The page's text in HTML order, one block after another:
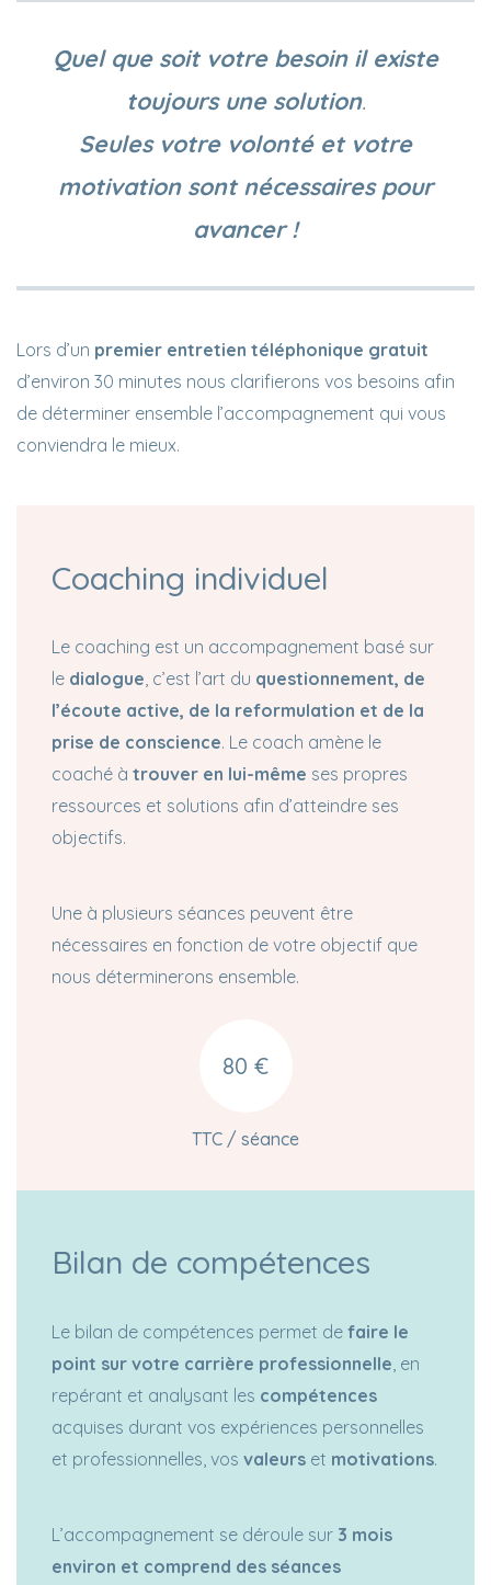
Quel que soit votre besoin il existe
toujours une solution.
Seules votre volonté et votre
motivation sont nécessaires pour
avancer !
Lors d’un premier entretien téléphonique gratuit
d’environ 30 minutes nous clarifierons vos besoins afin
de déterminer ensemble l’accompagnement qui vous
conviendra le mieux.
Coaching individuel
Le coaching est un accompagnement basé sur
le dialogue, c’est l’art du questionnement, de
l’écoute active, de la reformulation et de la
prise de conscience. Le coach amène le
coaché à trouver en lui-même ses propres
ressources et solutions afin d’atteindre ses
objectifs.
Une à plusieurs séances peuvent être
nécessaires en fonction de votre objectif que
nous déterminerons ensemble.
80 €
TTC / séance
Bilan de compétences
Le bilan de compétences permet de faire le
point sur votre carrière professionnelle , en
repérant et analysant les compétences
acquises durant vos expériences personnelles
et professionnelles, vos valeurs et motivations.
L’accompagnement se déroule sur 3 mois
environ et comprend des séances